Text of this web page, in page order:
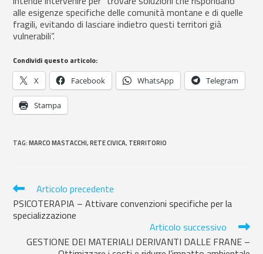
alle esigenze specifiche delle comunità montane e di quelle
fragili, evitando di lasciare indietro questi territori già
vulnerabili”.
Condividi questo articolo:
X Facebook WhatsApp Telegram
Stampa
TAG:MARCO MASTACCHI, RETE CIVICA, TERRITORIO
Articolo precedente
PSICOTERAPIA – Attivare convenzioni specifiche per la
specializzazione
Articolo successivo
GESTIONE DEI MATERIALI DERIVANTI DALLE FRANE –